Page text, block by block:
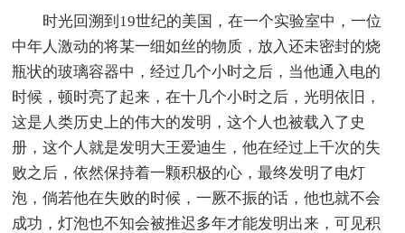
时光回溯到19世纪的美国，在一个实验室中，一位
中年人激动的将某一细如丝的物质，放入还未密封的烧
瓶状的玻璃容器中，经过几个小时之后，当他通入电的
时候，顿时亮了起来，在十几个小时之后，光明依旧，
这是人类历史上的伟大的发明，这个人也被载入了史
册，这个人就是发明大王爱迪生，他在经过上千次的失
败之后，依然保持着一颗积极的心，最终发明了电灯
泡，倘若他在失败的时候，一厥不振的话，他也就不会
成功，灯泡也不知会被推迟多年才能发明出来，可见积